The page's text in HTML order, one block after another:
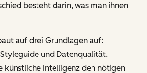
besteht darin, was man ihnen
auf drei Grundlagen auf:
und Datenqualität.
künstliche Intelligenz den nötigen